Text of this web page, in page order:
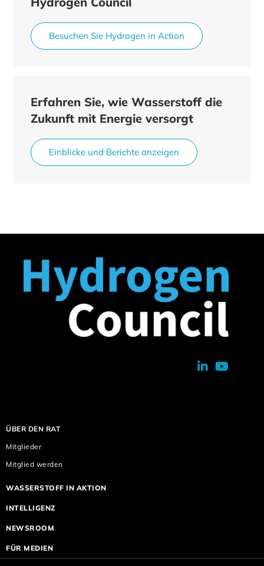
Besuchen Sie Hydrogen in Action
Erfahren Sie, wie Wasserstoff die
Zukunft mit Energie versorgt
Einblicke und Berichte anzeigen
ÜBER DEN RAT
Mitglieder
Mitglied werden
WASSERSTOFF IN AKTION
INTELLIGENZ
NEWSROOM
FÜR MEDIEN